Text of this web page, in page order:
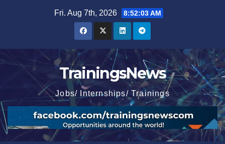
Fri. Aug 7th, 2026 8:52:05 AM
TrainingsNews
Jobs/ Internships/ Trainings